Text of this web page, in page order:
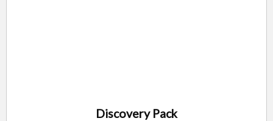
Discovery Pack